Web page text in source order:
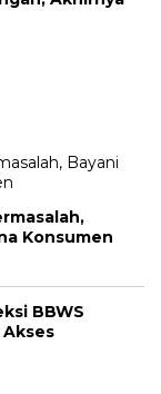
Konsumen
BBWS